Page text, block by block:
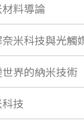
料導論
米科技與光觸
界的納米技術
技